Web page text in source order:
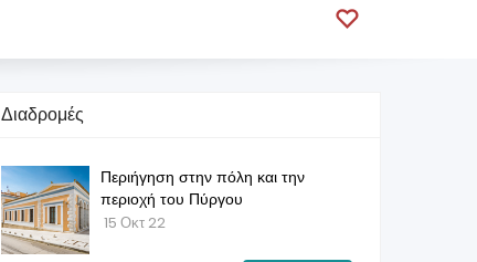
Διαδρομές
Περιήγηση στην πόλη και την
περιοχή του Πύργου
15 Οκτ 22